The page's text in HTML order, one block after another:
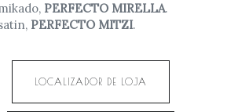
PERFECTO MIRELLA.
PERFECTO MITZI.
LOCALIZADOR DE LOJA